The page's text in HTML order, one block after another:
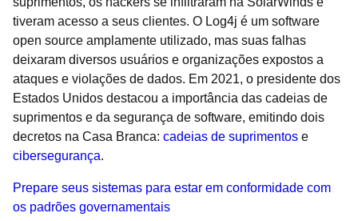
tiveram acesso a seus clientes. O Log4j é um software
open source amplamente utilizado, mas suas falhas
deixaram diversos usuários e organizações expostos a
ataques e violações de dados. Em 2021, o presidente dos
Estados Unidos destacou a importância das cadeias de
suprimentos e da segurança de software, emitindo dois
decretos na Casa Branca:cadeias de suprimentos e
cibersegurança.
os padrões governamentais